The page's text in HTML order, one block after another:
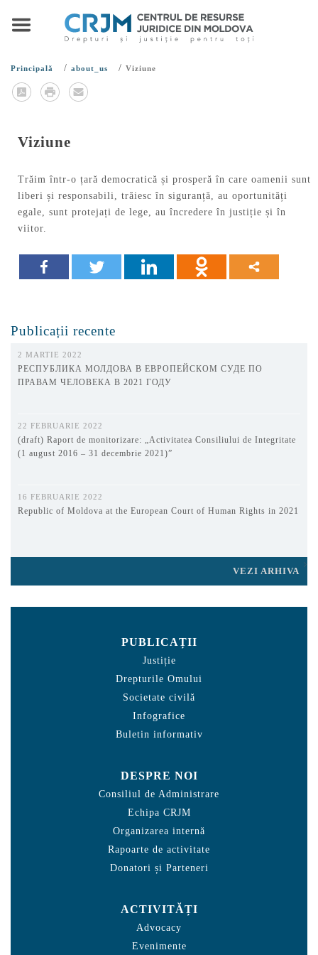
Principală / about_us / Viziune
Viziune
Trăim într-o țară democratică și prosperă în care oamenii sunt
liberi și responsabili, trăiesc în siguranță, au oportunități
egale, sunt protejați de lege, au încredere în justiție și în
viitor.
Publicații recente
2 MARTIE 2022
РЕСПУБЛИКА МОЛДОВА В ЕВРОПЕЙСКОМ СУДЕ ПО
ПРАВАМ ЧЕЛОВЕКА В 2021 ГОДУ
22 FEBRUARIE 2022
(draft) Raport de monitorizare: „Activitatea Consiliului de Integritate
(1 august 2016 – 31 decembrie 2021)”
16 FEBRUARIE 2022
Republic of Moldova at the European Court of Human Rights in 2021
VEZI ARHIVA
PUBLICAȚII
Justiție
Drepturile Omului
Societate civilă
Infografice
Buletin informativ
DESPRE NOI
Consiliul de Administrare
Echipa CRJM
Organizarea internă
Rapoarte de activitate
Donatori și Parteneri
ACTIVITĂȚI
Advocacy
Evenimente